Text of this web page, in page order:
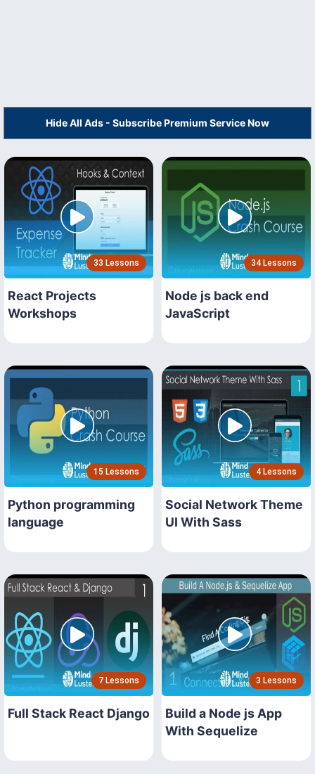
Hide All Ads - Subscribe Premium Service Now
33 Lessons
React Projects
Workshops
34 Lessons
Node js back end
JavaScript
15 Lessons
Python programming
language
4 Lessons
Social Network Theme
UI With Sass
7 Lessons
Full Stack React Django
3 Lessons
Build a Node js App
With Sequelize